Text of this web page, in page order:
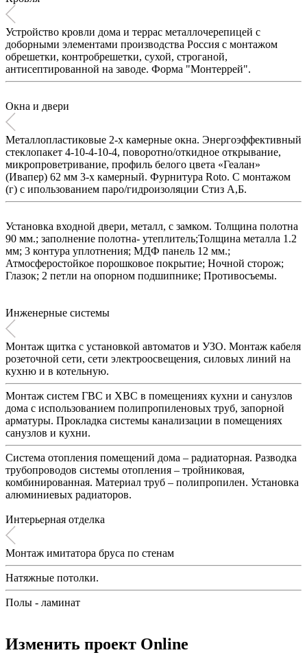
Устройство кровли дома и террас металлочерепицей с
доборными элементами производства Россия с монтажом
обрешетки, контробрешетки, сухой, строганой,
антисептированной на заводе. Форма "Монтеррей".
Окна и двери
Металлопластиковые 2-х камерные окна. Энергоэффективный
стеклопакет 4-10-4-10-4, поворотно/откидное открывание,
микропроветривание, профиль белого цвета «Геалан»
(Ивапер) 62 мм 3-х камерный. Фурнитура Roto. C монтажом
(г) с ипользованием паро/гидроизоляции Стиз А,Б.
Установка входной двери, металл, с замком. Толщина полотна
90 мм.; заполнение полотна- утеплитель;Толщина металла 1.2
мм; 3 контура уплотнения; МДФ панель 12 мм.;
Атмосферостойкое порошковое покрытие; Ночной сторож;
Глазок; 2 петли на опорном подшипнике; Противосъемы.
Инженерные системы
Монтаж щитка с установкой автоматов и УЗО. Монтаж кабеля
розеточной сети, сети электроосвещения, силовых линий на
кухню и в котельную.
Монтаж систем ГВС и ХВС в помещениях кухни и санузлов
дома с использованием полипропиленовых труб, запорной
арматуры. Прокладка системы канализации в помещениях
санузлов и кухни.
Система отопления помещений дома – радиаторная. Разводка
трубопроводов системы отопления – тройниковая,
комбинированная. Материал труб – полипропилен. Установка
алюминиевых радиаторов.
Интерьерная отделка
Монтаж имитатора бруса по стенам
Натяжные потолки.
Полы - ламинат
Изменить проект Online